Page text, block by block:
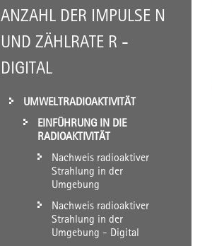
ANZAHL DER IMPULSE N
UND ZÄHLRATE R -
DIGITAL
UMWELTRADIOAKTIVITÄT
EINFÜHRUNG IN DIE
RADIOAKTIVITÄT
Nachweis radioaktiver
Strahlung in der
Umgebung
Nachweis radioaktiver
Strahlung in der
Umgebung - Digital